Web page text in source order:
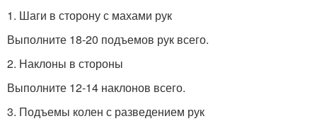
1. Шаги в сторону с махами рук
Выполните 18-20 подъемов рук всего.
2. Наклоны в стороны
Выполните 12-14 наклонов всего.
3. Подъемы колен с разведением рук